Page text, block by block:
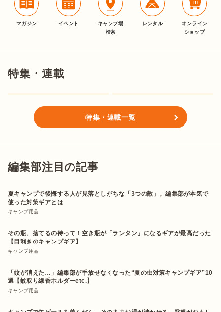
マガジン イベント
キャンプ場
検索
レンタル
オンライン
ショップ
特集・連載
特集・連載一覧
編集部注目の記事
夏キャンプで後悔する人が見落としがちな「3つの敵」。編集部が本気で
使った対策ギアとは
キャンプ用品
その瓶、捨てるの待って！空き瓶が「ランタン」になるギアが最高だった
【目利きのキャンプギア】
キャンプ用品
「蚊が消えた…」編集部が手放せなくなった“夏の虫対策キャンプギア”10
選【蚊取り線香ホルダーetc.】
キャンプ用品